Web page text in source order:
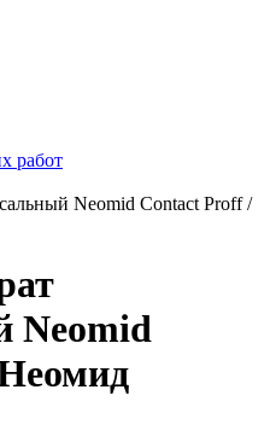
работ
Neomid Contact Proff /
Neomid